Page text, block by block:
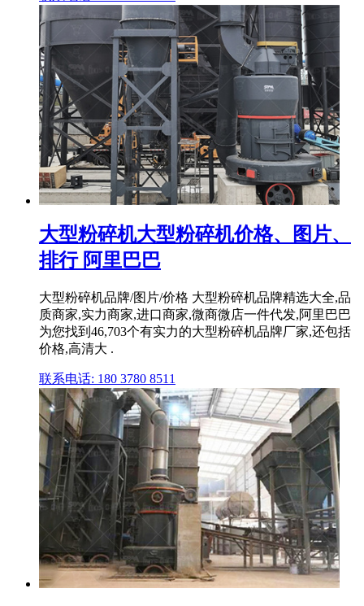
大型粉碎机大型粉碎机价格、图片、
排行 阿里巴巴
大型粉碎机品牌/图片/价格 大型粉碎机品牌精选大全,品
质商家,实力商家,进口商家,微商微店一件代发,阿里巴巴
为您找到46,703个有实力的大型粉碎机品牌厂家,还包括
价格,高清大 .
联系电话: 180 3780 8511